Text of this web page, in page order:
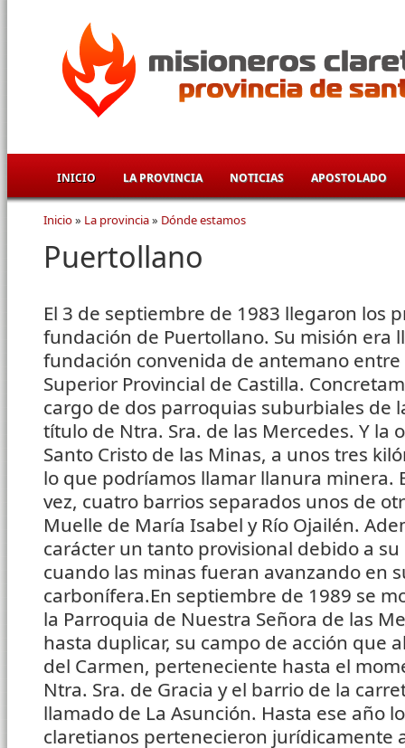
INICIO LA PROVINCIA NOTICIAS APOSTOLADO
Se encuentra usted aquí
Inicio» La provincia» Dónde estamos
Puertollano
El 3 de septiembre de 1983 llegaron los
fundación de Puertollano. Su misión era
fundación convenida de antemano entre
Superior Provincial de Castilla.
cargo de dos parroquias suburbiales de
título de Ntra. Sra. de las Mercedes. Y la
Santo Cristo de las Minas, a unos tres
lo que podríamos llamar llanura minera.
vez, cuatro barrios separados unos de
Muelle de María Isabel y Río Ojailén.
carácter un tanto provisional debido a
cuando las minas fueran avanzando en
carbonífera.En septiembre de 1989 se
la Parroquia de Nuestra Señora de las
hasta duplicar, su campo de acción que
del Carmen, perteneciente hasta el
Ntra. Sra. de Gracia y el barrio de la
llamado de La Asunción. Hasta ese año
claretianos pertenecieron jurídicamente